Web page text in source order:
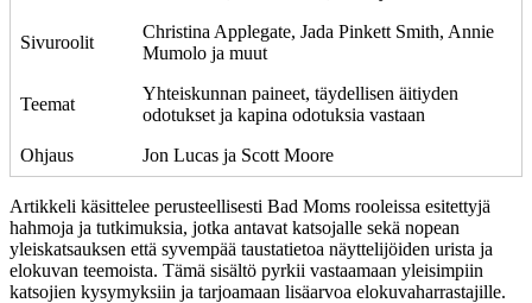
Sivuroolit
Christina Applegate, Jada Pinkett Smith, Annie
Mumolo ja muut
Teemat
Yhteiskunnan paineet, täydellisen äitiyden
odotukset ja kapina odotuksia vastaan
Ohjaus
Jon Lucas ja Scott Moore
Artikkeli käsittelee perusteellisesti Bad Moms rooleissa esitettyjä
hahmoja ja tutkimuksia, jotka antavat katsojalle sekä nopean
yleiskatsauksen että syvempää taustatietoa näyttelijöiden urista ja
elokuvan teemoista. Tämä sisältö pyrkii vastaamaan yleisimpiin
katsojien kysymyksiin ja tarjoamaan lisäarvoa elokuvaharrastajille.